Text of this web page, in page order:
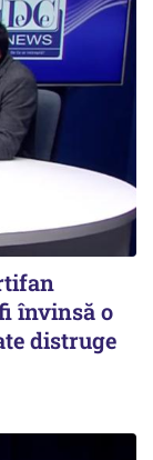
învinsă o
distruge